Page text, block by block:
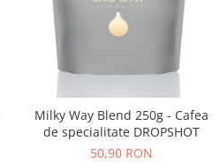
Milky Way Blend 250g - Cafea
de specialitate DROPSHOT
50,90 RON